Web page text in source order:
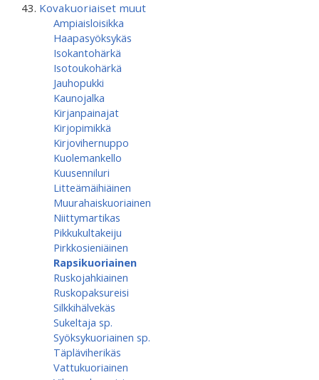
Kovakuoriaiset muut
Ampiaisloisikka
Haapasyöksykäs
Isokantohärkä
Isotoukohärkä
Jauhopukki
Kaunojalka
Kirjanpainajat
Kirjopimikkä
Kirjovihernuppo
Kuolemankello
Kuusenniluri
Litteämäihiäinen
Muurahaiskuoriainen
Niittymartikas
Pikkukultakeiju
Pirkkosieniäinen
Rapsikuoriainen
Ruskojahkiainen
Ruskopaksureisi
Silkkihälvekäs
Sukeltaja sp.
Syöksykuoriainen sp.
Täpläviherikäs
Vattukuoriainen